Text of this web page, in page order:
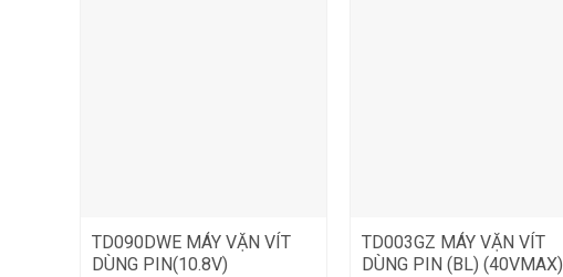
TD090DWE MÁY VẶN VÍT
DÙNG PIN(10.8V)
TD003GZ MÁY VẶN VÍT
DÙNG PIN (BL) (40VMAX)